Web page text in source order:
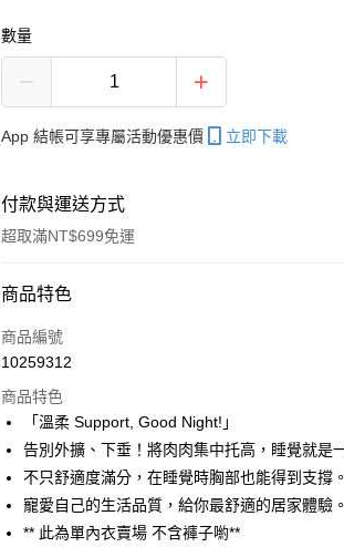
數量
App 結帳可享專屬活動優惠價 立即下載
付款與運送方式
超取滿NT$699免運
付款方式
信用卡一次付款
3 期 0 利率 每期
合作金庫商業銀行
第一商業銀行
華南商業銀行
彰化商業銀行
國泰世華商業銀行
兆豐國際商業銀
臺灣中小企業銀行
6 期 0 利率 每期NT$198
合作金庫商業銀行
第一商業銀行
華南商業銀行
彰化商業銀行
上海商業儲蓄銀行
超商取貨付款
LINE Pay
商品特色
商品編號
10259312
商品特色
「溫柔 Support, Good Night!」
告別外擴、下垂！將肉肉集中托高，睡覺就是
不只舒適度滿分，在睡覺時胸部也能得到支撐。
寵愛自己的生活品質，給你最舒適的居家體驗。
** 此為單內衣賣場 不含褲子喲**